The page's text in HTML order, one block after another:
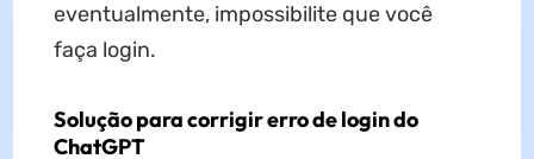
eventualmente, impossibilite que você
faça login.
Solução para corrigir erro de login do
ChatGPT